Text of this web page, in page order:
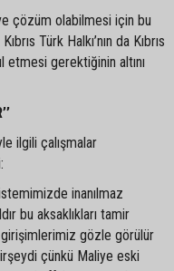
çözüm olabilmesi için bu
Türk Halkı’nın da Kıbrıs
gerektiğinin altını
ilgili çalışmalar
inanılmaz
bu aksaklıkları tamir
girişimlerimiz gözle görülür
çünkü Maliye eski